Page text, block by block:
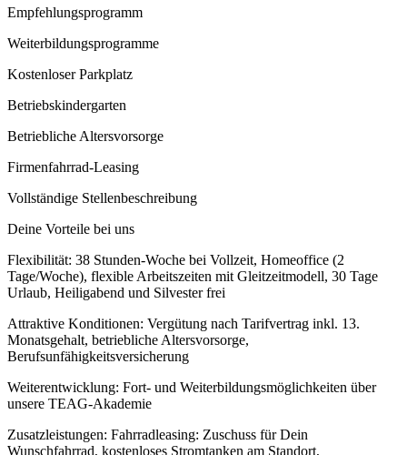
Empfehlungsprogramm
Weiterbildungsprogramme
Kostenloser Parkplatz
Betriebskindergarten
Betriebliche Altersvorsorge
Firmenfahrrad-Leasing
Vollständige Stellenbeschreibung
Deine Vorteile bei uns
Flexibilität: 38 Stunden-Woche bei Vollzeit, Homeoffice (2
Tage/Woche), flexible Arbeitszeiten mit Gleitzeitmodell, 30 Tage
Urlaub, Heiligabend und Silvester frei
Attraktive Konditionen: Vergütung nach Tarifvertrag inkl. 13.
Monatsgehalt, betriebliche Altersvorsorge,
Berufsunfähigkeitsversicherung
Weiterentwicklung: Fort- und Weiterbildungsmöglichkeiten über
unsere TEAG-Akademie
Zusatzleistungen: Fahrradleasing: Zuschuss für Dein
Wunschfahrrad, kostenloses Stromtanken am Standort,